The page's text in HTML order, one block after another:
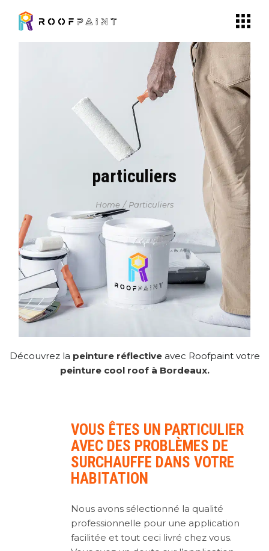
particuliers
Home Particuliers
Découvrez la peinture réflectiveavec Roofpaint votre
peinture cool roof à Bordeaux.
VOUS ÊTES UN PARTICULIER
AVEC DES PROBLÈMES DE
SURCHAUFFE DANS VOTRE
HABITATION
Nous avons sélectionné la qualité
professionnelle pour une application
facilitée et tout ceci livré chez vous.